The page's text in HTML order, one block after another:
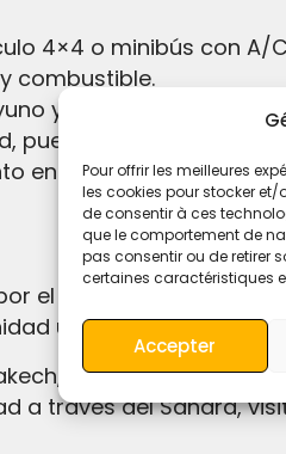
Pour offrir les meilleures
les cookies pour stocker
de consentir à ces
que le comportement de
pas consentir ou de retirer
certaines caractéristiques
Accepter
4×4 o minibús con A/C
combustible.
y cena incluidos
puesta de sol,
en el desierto con
el desierto de
única de
Casablanca o
a través del Sahara,